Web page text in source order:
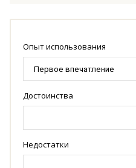
Опыт использования
Достоинства
Недостатки